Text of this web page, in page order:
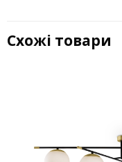
Схожі товари